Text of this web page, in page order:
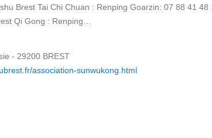
Brest Tai Chi Chuan : Renping Goarzin: 07 88 41 48
Qi Gong : Renping…
- 29200 BREST
association-sunwukong.html